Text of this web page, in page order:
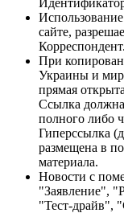
сайте,
При
Украины и
прямая
Ссылка
полного либо
Гиперссылка
размещена в
материала.
Новости с
"Заявление",
"Тест-драйв",